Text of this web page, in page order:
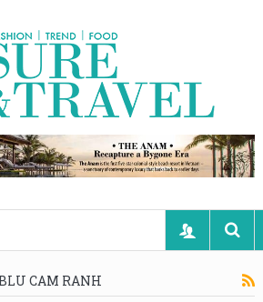
CAM RANH